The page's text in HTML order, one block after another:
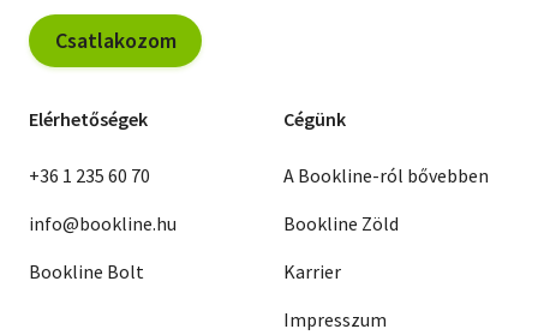
Csatlakozom
Elérhetőségek
+36 1 235 60 70
info@bookline.hu
Bookline Bolt
Cégünk
A Bookline-ról bővebben
Bookline Zöld
Karrier
Impresszum